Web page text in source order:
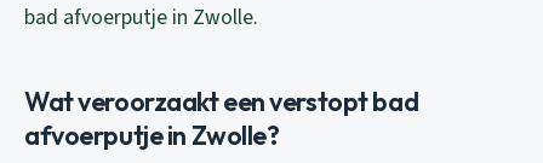
bad afvoerputje in Zwolle.
Wat veroorzaakt een verstopt bad
afvoerputje in Zwolle?